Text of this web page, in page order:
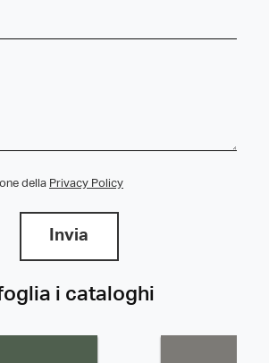
i cataloghi
della Privacy Policy
Invia